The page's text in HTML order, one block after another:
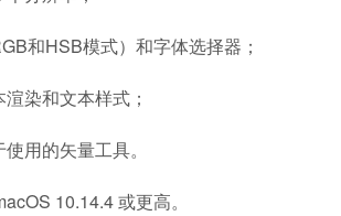
和HSB模式）和字体选择器；
染和文本样式；
用的矢量工具。
10.14.4 或更高。